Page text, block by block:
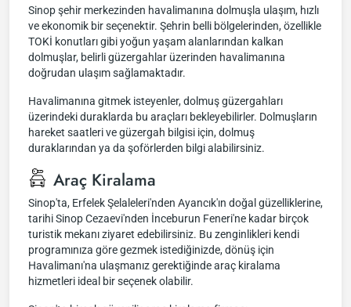
Sinop şehir merkezinden havalimanına dolmuşla ulaşım, hızlı
ve ekonomik bir seçenektir. Şehrin belli bölgelerinden, özellikle
TOKİ konutları gibi yoğun yaşam alanlarından kalkan
dolmuşlar, belirli güzergahlar üzerinden havalimanına
doğrudan ulaşım sağlamaktadır.
Havalimanına gitmek isteyenler, dolmuş güzergahları
üzerindeki duraklarda bu araçları bekleyebilirler. Dolmuşların
hareket saatleri ve güzergah bilgisi için, dolmuş
duraklarından ya da şoförlerden bilgi alabilirsiniz.
Araç Kiralama
Sinop'ta, Erfelek Şelaleleri'nden Ayancık'ın doğal güzelliklerine,
tarihi Sinop Cezaevi'nden İnceburun Feneri'ne kadar birçok
turistik mekanı ziyaret edebilirsiniz. Bu zenginlikleri kendi
programınıza göre gezmek istediğinizde, dönüş için
Havalimanı'na ulaşmanız gerektiğinde araç kiralama
hizmetleri ideal bir seçenek olabilir.